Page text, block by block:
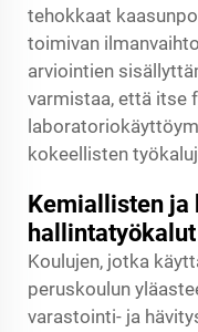
tehokkaat
toimivan
arviointien
varmistaa, että itse
kokeellisten
Kemiallisten ja
hallintatyökalut
Koulujen, jotka
peruskoulun
varastointi- ja